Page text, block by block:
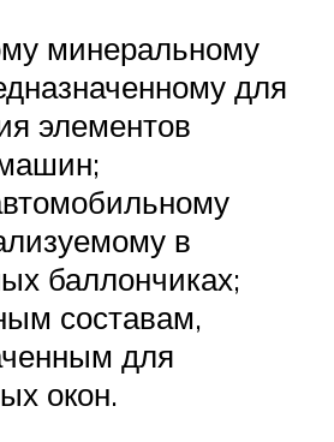
минеральному
для
элементов
в
баллончиках;
составам,
для
окон.